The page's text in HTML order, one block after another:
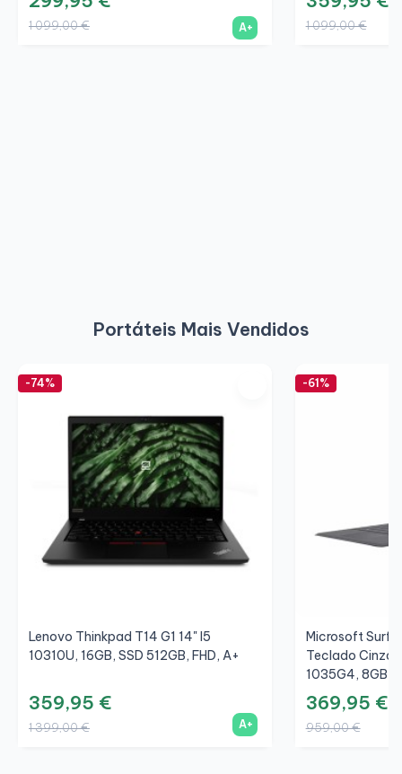
1 099,00 € A+ 1 099,00 €
Portáteis Mais Vendidos
-74%
Lenovo Thinkpad T14 G1 14" I5
10310U, 16GB, SSD 512GB, FHD, A+
359,95 €
1 399,00 € A+
-61%
Microsoft
Teclado Cinza/
1035G4, 8GB,
369,95 €
959,00 €